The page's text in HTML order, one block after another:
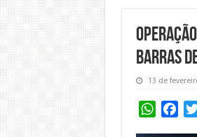
BARRAS
13 de